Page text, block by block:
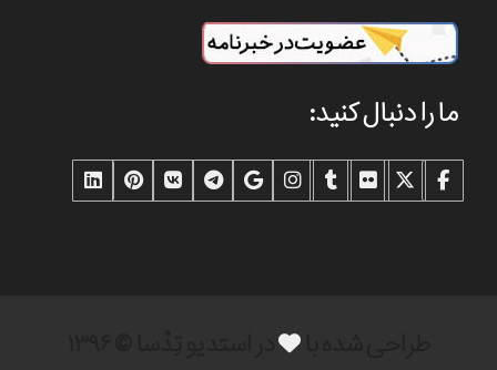
ما را دنبال کنید:
طراحی شده با